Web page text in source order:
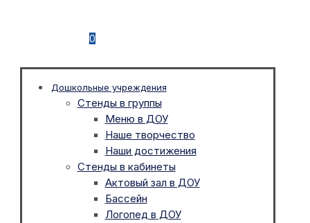
0
Дошкольные учреждения
Стенды в группы
Меню в ДОУ
Наше творчество
Наши достижения
Стенды в кабинеты
Актовый зал в ДОУ
Бассейн
Логопед в ДОУ